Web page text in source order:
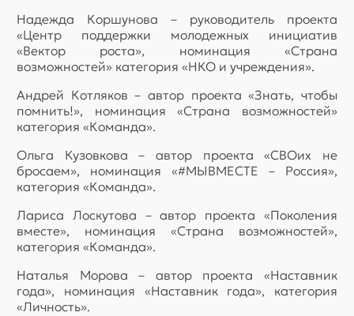
Надежда Коршунова – руководитель проекта
«Центр поддержки молодежных инициатив
«Вектор роста», номинация «Страна
возможностей» категория «НКО и учреждения».
Андрей Котляков – автор проекта «Знать, чтобы
помнить!», номинация «Страна возможностей»
категория «Команда».
Ольга Кузовкова – автор проекта «СВОих не
бросаем», номинация «#МЫВМЕСТЕ – Россия»,
категория «Команда».
Лариса Лоскутова – автор проекта «Поколения
вместе», номинация «Страна возможностей»,
категория «Команда».
Наталья Морова – автор проекта «Наставник
года», номинация «Наставник года», категория
«Личность».